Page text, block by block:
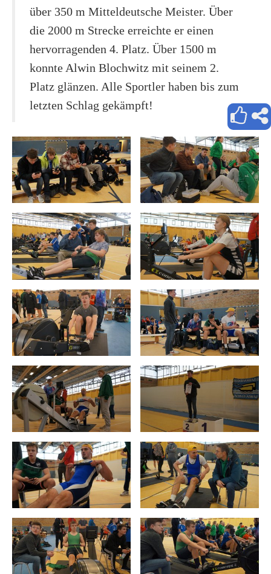
über 350 m Mitteldeutsche Meister. Über
die 2000 m Strecke erreichte er einen
hervorragenden 4. Platz. Über 1500 m
konnte Alwin Blochwitz mit seinem 2.
Platz glänzen. Alle Sportler haben bis zum
letzten Schlag gekämpft!